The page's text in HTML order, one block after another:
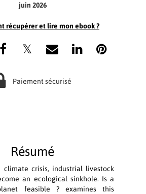
juin 2026
récupérer et lire mon ebook ?
Paiement sécurisé
Résumé
climate crisis, industrial livestock
an ecological sinkhole. Is a
feasible ? examines this